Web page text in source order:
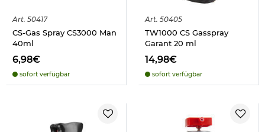
Art. 50417
CS-Gas Spray CS3000 Man
40ml
6,98€
sofort verfügbar
Art. 50405
TW1000 CS Gasspray
Garant 20 ml
14,98€
sofort verfügbar